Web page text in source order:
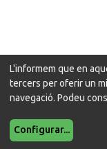
L'informem que en
tercers per oferir un
navegació. Podeu
Configurar...